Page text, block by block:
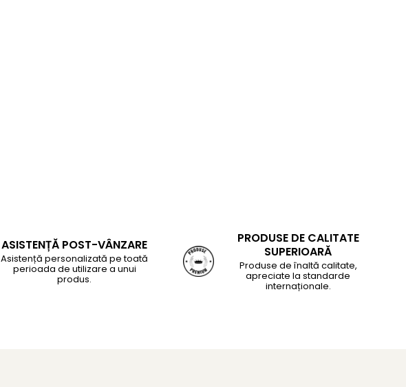
ASISTENȚĂ POST-VÂNZARE
Asistență personalizată pe toată
perioada de utilizare a unui
produs.
PRODUSE DE CALITATE
SUPERIOARĂ
Produse de înaltă calitate,
apreciate la standarde
internaționale.